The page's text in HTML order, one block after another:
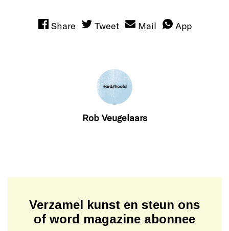
Share Tweet Mail App
Rob Veugelaars
Verzamel kunst en steun ons
of word magazine abonnee